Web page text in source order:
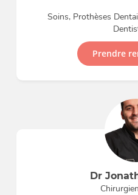
Soins, Prothèses
Prendre
Dr